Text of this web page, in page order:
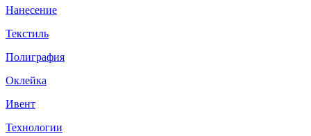
Нанесение
Текстиль
Полиграфия
Оклейка
Ивент
Технологии